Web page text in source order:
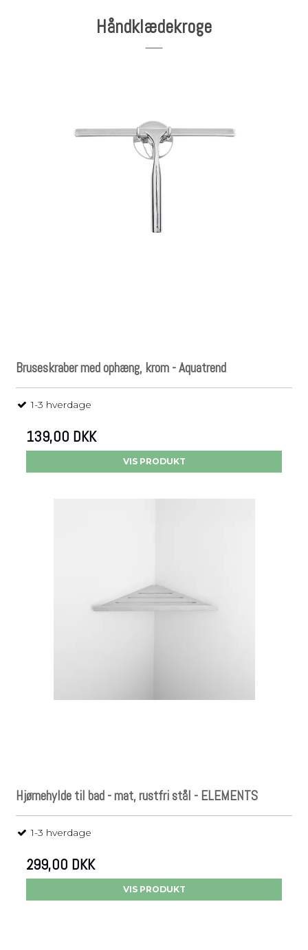
Håndklædekroge
Bruseskraber med ophæng, krom - Aquatrend
1-3 hverdage
139,00 DKK
VIS PRODUKT
Hjørnehylde til bad - mat, rustfri stål - ELEMENTS
1-3 hverdage
299,00 DKK
VIS PRODUKT